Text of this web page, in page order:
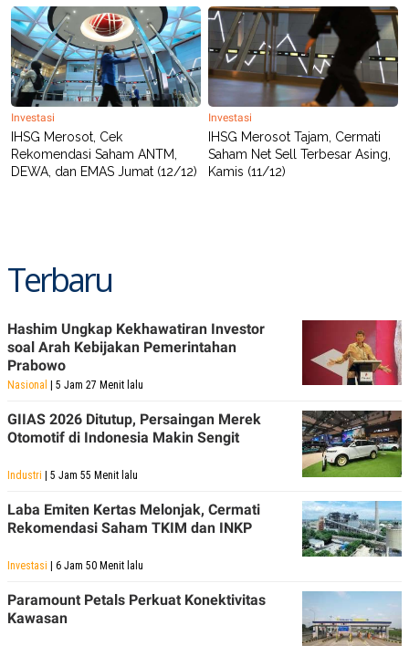
OF
USE
PEDOMAN
PEMBERITAAN
SIBER
PRIVACY
POLICY
Investasi
IHSG Merosot, Cek
Rekomendasi Saham ANTM,
DEWA, dan EMAS Jumat (12/12)
Investasi
IHSG Merosot Tajam, Cermati
Saham Net Sell Terbesar Asing,
Kamis (11/12)
Terbaru
Hashim Ungkap Kekhawatiran Investor
soal Arah Kebijakan Pemerintahan
Prabowo
Nasional | 5 Jam 27 Menit lalu
GIIAS 2026 Ditutup, Persaingan Merek
Otomotif di Indonesia Makin Sengit
Industri | 5 Jam 55 Menit lalu
Laba Emiten Kertas Melonjak, Cermati
Rekomendasi Saham TKIM dan INKP
Investasi | 6 Jam 50 Menit lalu
Paramount Petals Perkuat Konektivitas
Kawasan